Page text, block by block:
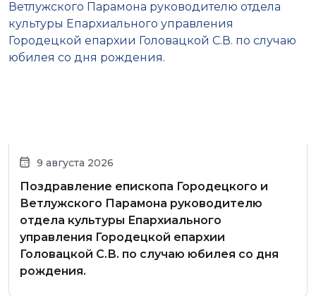
9 августа 2026
Поздравление епископа Городецкого и
Ветлужского Парамона руководителю
отдела культуры Епархиального
управления Городецкой епархии
Головацкой С.В. по случаю юбилея со дня
рождения.